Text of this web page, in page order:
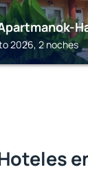
2026, 2 noches